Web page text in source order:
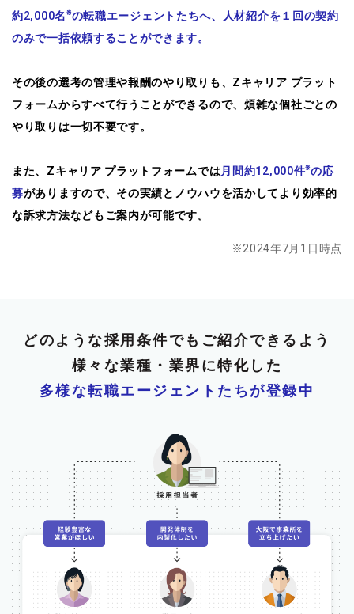
約2,000名※の転職エージェントたちへ、人材紹介を１回の契約
のみで一括依頼することができます。
その後の選考の管理や報酬のやり取りも、Zキャリア プラット
フォームからすべて行うことができるので、煩雑な個社ごとの
やり取りは一切不要です。
また、Zキャリア プラットフォームでは月間約12,000件※の応
募がありますので、その実績とノウハウを活かしてより効率的
な訴求方法などもご案内が可能です。
※2024年7月1日時点
どのような採用条件でもご紹介できるよう
様々な業種・業界に特化した
多様な転職エージェントたちが登録中